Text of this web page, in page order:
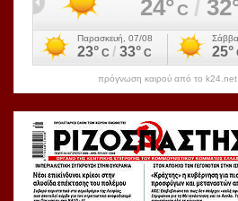
πρόγνωση καιρού από το k24.net